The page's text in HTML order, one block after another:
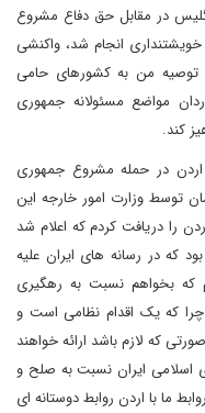
در مقابل حق دفاع مشروع
انجام شد، واکنشی
توصیه من به کشورهای حامی
مواضع مسئولانه جمهوری
کند.
اردن در حمله مشروع جمهوری
توسط وزارت امور خارجه این
را دریافت کردم که اعلام شد
که در رسانه های ایران علیه
که بخواهم نسبت به رهگیری
که یک اقدام نظامی است و
که لازم باشد ارائه خواهند
اسلامی ایران نسبت به صلح و
ما با اردن روابط دوستانه ای